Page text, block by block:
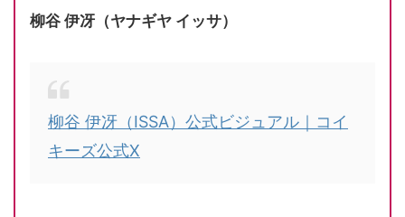
柳谷 伊冴（ヤナギヤ イッサ）
柳谷 伊冴（ISSA）公式ビジュアル｜コイ
キーズ公式X